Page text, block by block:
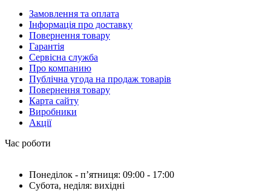
Замовлення та оплата
Інформація про доставку
Повернення товару
Гарантія
Сервісна служба
Про компанию
Публічна угода на продаж товарів
Повернення товару
Карта сайту
Виробники
Акції
Час роботи
Понеділок - пʼятниця: 09:00 - 17:00
Субота, неділя: вихідні